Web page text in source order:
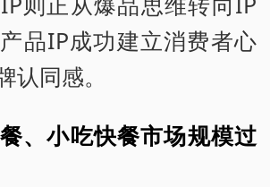
品IP成功建立消费者心
认同感。
、小吃快餐市场规模过